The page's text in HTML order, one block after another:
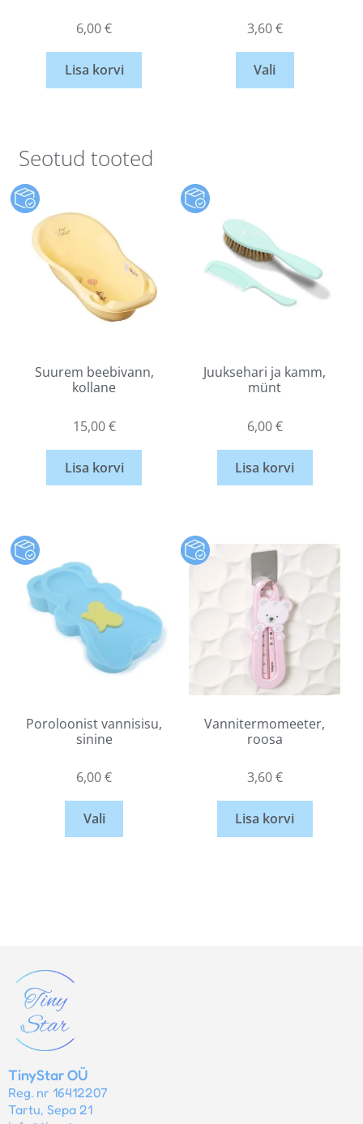
6,00€
Lisa korvi
3,60€
Vali
Seotud tooted
Suurem beebivann,
kollane
15,00€
Lisa korvi
Juuksehari ja kamm,
münt
6,00€
Lisa korvi
Poroloonist vannisisu,
sinine
6,00€
Vali
Vannitermomeeter,
roosa
3,60€
Lisa korvi
TinyStar OÜ
Reg. nr 16412207
Tartu, Sepa 21